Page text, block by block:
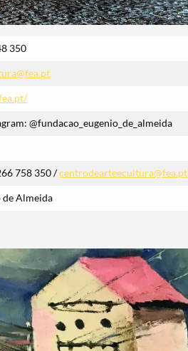
350
@fundacao_eugenio_de_almeida
758 350 /centrodearteecultura@fea.pt
de Almeida